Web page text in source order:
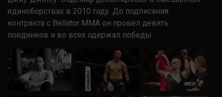
единоборствах в 2010 году. До подписания
контракта с Bellator MMA он провёл девять
поединков и во всех одержал победы.